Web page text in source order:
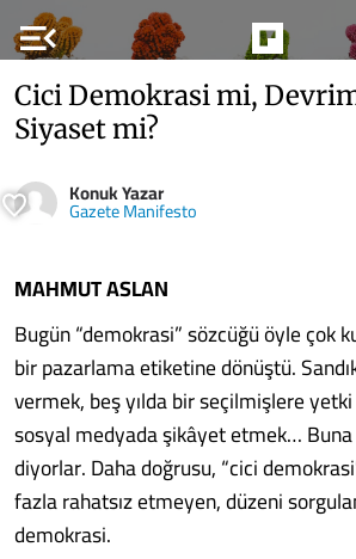
menu_open
Cici Demokrasi mi,
Siyaset mi?
Konuk Yazar
Gazete Manifesto
MAHMUT ASLAN
Bugün “demokrasi” sözcüğü öyle çok
bir pazarlama etiketine dönüştü.
vermek, beş yılda bir seçilmişlere
sosyal medyada şikâyet etmek… Buna
diyorlar. Daha doğrusu, “cici
fazla rahatsız etmeyen, düzeni
demokrasi.